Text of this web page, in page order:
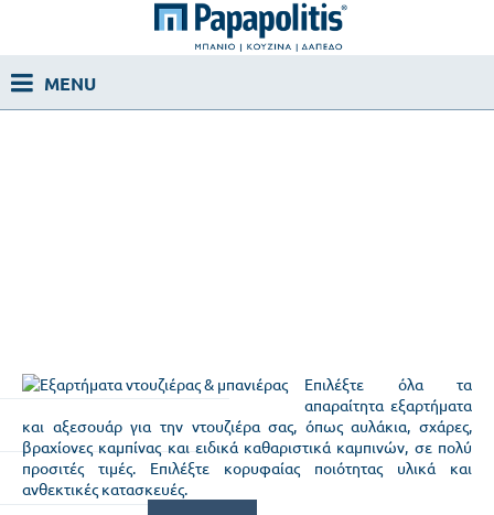
Επιλέξτε όλα τα
απαραίτητα εξαρτήματα
και αξεσουάρ για την ντουζιέρα σας, όπως αυλάκια, σχάρες,
βραχίονες καμπίνας και ειδικά καθαριστικά καμπινών, σε πολύ
προσιτές τιμές. Επιλέξτε κορυφαίας ποιότητας υλικά και
ανθεκτικές κατασκευές.